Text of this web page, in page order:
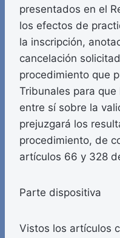
presentados en el
los efectos de
la inscripción,
cancelación
procedimiento que
Tribunales para
entre sí sobre la
prejuzgará los
procedimiento, de
artículos 66 y 328
Parte dispositiva
Vistos los artículos